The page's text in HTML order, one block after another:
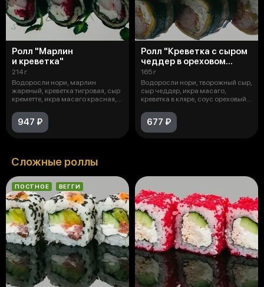
Ролл "Марлин
и креветка"
214 г
Водоросли нори, марлин
жареный, креветка тигровая, сыр
креметте, икра масаго красная,
947 ₽
Ролл "Креветка с сыром
чеддер в ореховом
соусе"
165 г
Водоросли нори, творожный сыр,
сыр чеддер, икра масаго,
креветка в кляре, соус ореховый
677 ₽
Сложные роллы
ПОСТНОЕ ВЕГГИ